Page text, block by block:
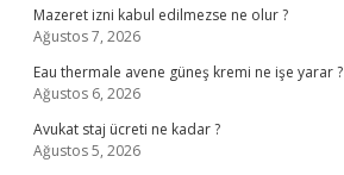
Mazeret izni kabul edilmezse ne olur ?
Ağustos 7, 2026
Eau thermale avene güneş kremi ne işe yarar ?
Ağustos 6, 2026
Avukat staj ücreti ne kadar ?
Ağustos 5, 2026